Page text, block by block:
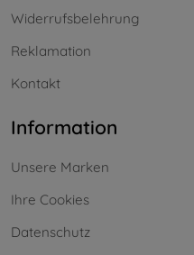
Widerrufsbelehrung
Reklamation
Kontakt
Information
Unsere Marken
Ihre Cookies
Datenschutz